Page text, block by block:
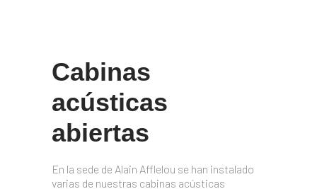
Cabinas
acústicas
abiertas
En la sede de Alain Afflelou se han instalado
varias de nuestras cabinas acústicas